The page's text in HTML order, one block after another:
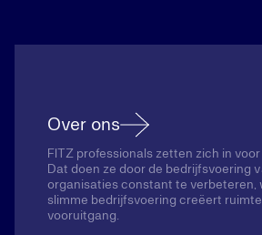
Over ons
FITZ professionals zetten zich in
Dat doen ze door de bedrijfsvoering
organisaties constant te verbeteren,
slimme bedrijfsvoering creëert
vooruitgang.